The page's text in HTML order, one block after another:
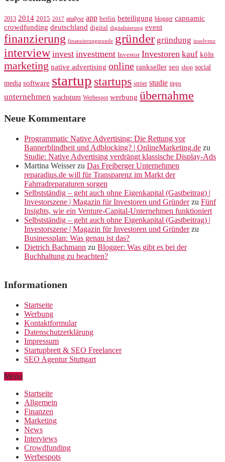
2013 2014 2015 2017 analyse app berlin beteiligung blogger capnamic
crowdfunding deutschland digital digitalisierung event
finanzierung finanzierungsrunde gründer gründung insolvenz
interview invest investment Investor Investoren kauf köln
marketing native advertising online rankseller seo shop social
media software startup startups ströer studie tipps
unternehmen wachstum Werbespot werbung übernahme
Neue Kommentare
Programmatic Native Advertising: Die Rettung vor
Bannerblindheit und Adblocking? | OnlineMarketing.de zu
Studie: Native Advertising verdrängt klassische Display-Ads
Martina Weisserzu Das Freiberger Unternehmen
reparadius.de will für Transparenz im Markt der
Fahrradreparaturen sorgen
Selbstständig – geht auch ohne Eigenkapital (Gastbeitrag) |
Investorszene | Magazin für Investoren und Gründerzu Fünf
Insights, wie ein Venture-Capital-Unternehmen funktioniert
Selbstständig – geht auch ohne Eigenkapital (Gastbeitrag) |
Investorszene | Magazin für Investoren und Gründerzu
Businessplan: Was genau ist das?
Dietrich Bachmann zu Blogger: Was gibt es bei der
Buchhaltung zu beachten?
Informationen
Startseite
Werbung
Kontaktformular
Datenschutzerklärung
Impressum
Startupbrett & SEO Freelancer
SEO Agentur Stuttgart
Menu
Startseite
Allgemein
Finanzen
Marketing
News
Interviews
Crowdfunding
Werbespots